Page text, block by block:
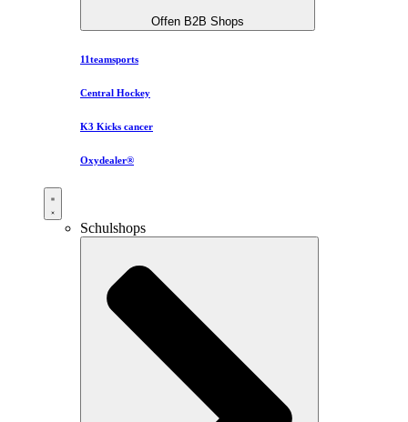
Offen B2B Shops
11teamsports
Central Hockey
K3 Kicks cancer
Oxydealer®
Schulshops